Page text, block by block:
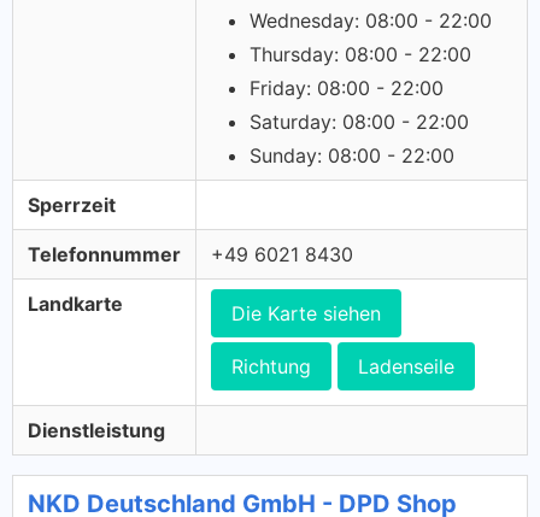
Wednesday: 08:00 - 22:00
Thursday: 08:00 - 22:00
Friday: 08:00 - 22:00
Saturday: 08:00 - 22:00
Sunday: 08:00 - 22:00
Sperrzeit
Telefonnummer +49 6021 8430
Landkarte Die Karte siehen
Richtung Ladenseile
Dienstleistung
NKD Deutschland GmbH - DPD Shop